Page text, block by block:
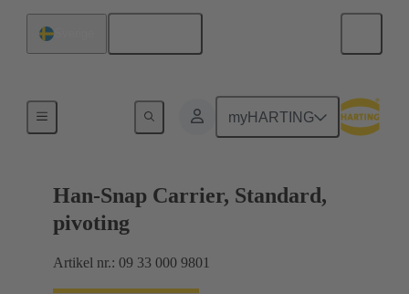
myHARTING
Kontaktinsatsinstallation
Han-Snap Carrier, Standard,
pivoting
Artikel nr.: 09 33 000 9801